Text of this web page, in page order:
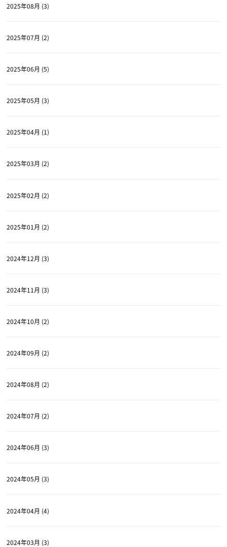
2025年08月 (3)
2025年07月 (2)
2025年06月 (5)
2025年05月 (3)
2025年04月 (1)
2025年03月 (2)
2025年02月 (2)
2025年01月 (2)
2024年12月 (3)
2024年11月 (3)
2024年10月 (2)
2024年09月 (2)
2024年08月 (2)
2024年07月 (2)
2024年06月 (3)
2024年05月 (3)
2024年04月 (4)
2024年03月 (3)